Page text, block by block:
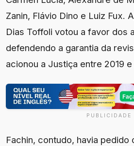
Zanin, Flávio Dino e Luiz Fux.
Dias Toffoli votou a favor dos
defendendo a garantia da
acionou a Justiça entre 2019
PUBLICIDADE
Fachin, contudo, havia pedido